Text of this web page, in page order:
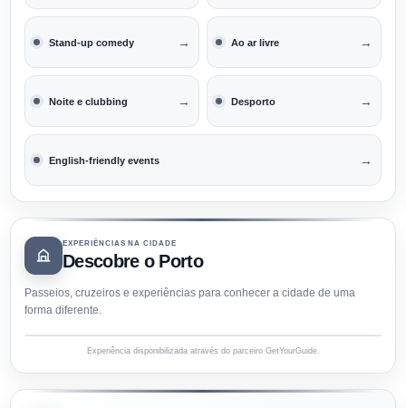
Stand-up comedy → Ao ar livre →
Noite e clubbing → Desporto →
English-friendly events →
EXPERIÊNCIAS NA CIDADE
Descobre o Porto
Passeios, cruzeiros e experiências para conhecer a cidade de uma
forma diferente.
Experiência disponibilizada através do parceiro GetYourGuide.